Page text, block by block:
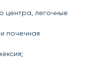
центра, легочные
почечная